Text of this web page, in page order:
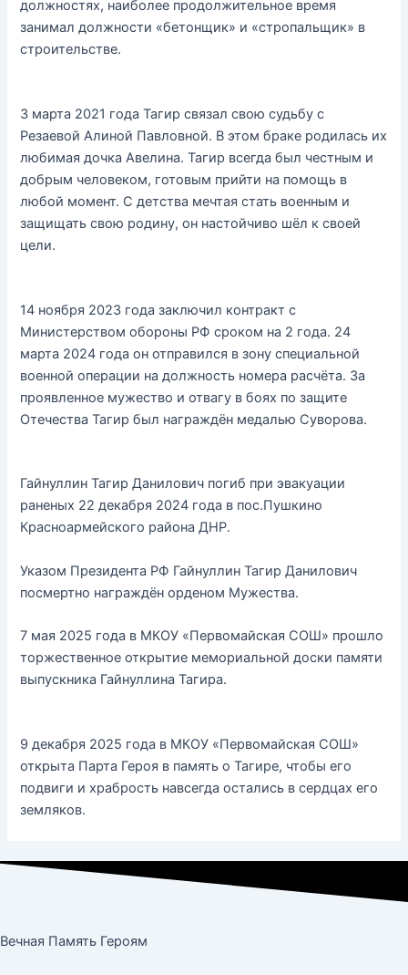
должностях, наиболее продолжительное время
занимал должности «бетонщик» и «стропальщик» в
строительстве.
3 марта 2021 года Тагир связал свою судьбу с
Резаевой Алиной Павловной. В этом браке родилась их
любимая дочка Авелина. Тагир всегда был честным и
добрым человеком, готовым прийти на помощь в
любой момент. С детства мечтая стать военным и
защищать свою родину, он настойчиво шёл к своей
цели.
14 ноября 2023 года заключил контракт с
Министерством обороны РФ сроком на 2 года. 24
марта 2024 года он отправился в зону специальной
военной операции на должность номера расчёта. За
проявленное мужество и отвагу в боях по защите
Отечества Тагир был награждён медалью Суворова.
Гайнуллин Тагир Данилович погиб при эвакуации
раненых 22 декабря 2024 года в пос.Пушкино
Красноармейского района ДНР.
Указом Президента РФ Гайнуллин Тагир Данилович
посмертно награждён орденом Мужества.
7 мая 2025 года в МКОУ «Первомайская СОШ» прошло
торжественное открытие мемориальной доски памяти
выпускника Гайнуллина Тагира.
9 декабря 2025 года в МКОУ «Первомайская СОШ»
открыта Парта Героя в память о Тагире, чтобы его
подвиги и храбрость навсегда остались в сердцах его
земляков.
Вечная Память Героям